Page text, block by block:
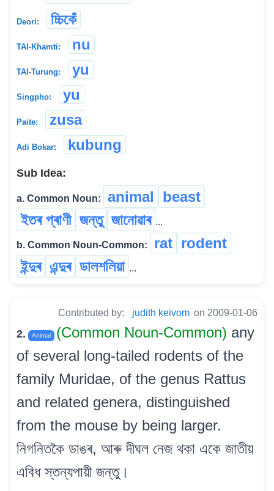
Deori: চ্চিকেঁ
TAI-Khamti: nu
TAI-Turung: yu
Singpho: yu
Paite: zusa
Adi Bokar: kubung
Sub Idea:
a. Common Noun: animal
beast
ইতৰ প্ৰাণী জন্তু জানোৱাৰ ...
b. Common Noun-Common: rat rodent
ইন্দুৰ এন্দুৰ ডালশলিয়া ...
Contributed by: judith keivom on 2009-01-06
2. Animal (Common Noun-Common) any
of several long-tailed rodents of the
family Muridae, of the genus Rattus
and related genera, distinguished
from the mouse by being larger.
নিগনিতকৈ ডাঙৰ, আৰু দীঘল নেজ থকা একে জাতীয়
এবিধ স্তন্যপায়ী জন্তু।